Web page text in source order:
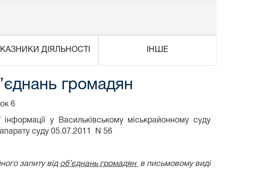
ДІЯЛЬНОСТІ ІНШЕ
громадян
6
у Васильківському міськрайонному суду
суду 05.07.2011
N 56
запиту від об’єднань громадян в письмовому виді